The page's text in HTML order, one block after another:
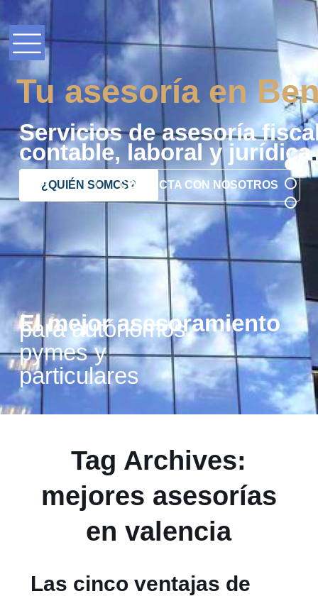
Tu asesoría en
Servicios de asesoría
contable, laboral y jurídica.
¿QUIÉN SOMOS?CONTACTA CON NOSOTROS
El mejor asesoramiento
para autónomos,
pymes y
particulares
Tag Archives:
mejores asesorías
en valencia
Las cinco ventajas de